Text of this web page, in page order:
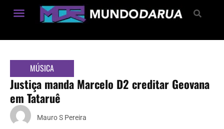
MÚSICA
Justiça manda Marcelo D2 creditar Geovana
em Tataruê
Mauro S Pereira